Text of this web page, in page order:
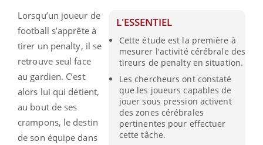
L'ESSENTIEL
Cette étude est la première à
mesurer l'activité cérébrale des
tireurs de penalty en situation.
Les chercheurs ont constaté
que les joueurs capables de
jouer sous pression activent
des zones cérébrales
pertinentes pour effectuer
cette tâche.
Lorsqu’un joueur de
football s’apprête à
tirer un penalty, il se
retrouve seul face
au gardien. C’est
alors lui qui détient,
au bout de ses
crampons, le destin
de son équipe dans